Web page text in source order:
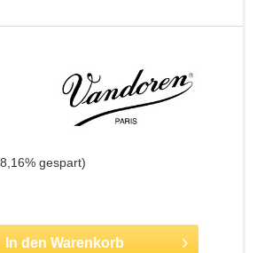
gespart)
In den Warenkorb